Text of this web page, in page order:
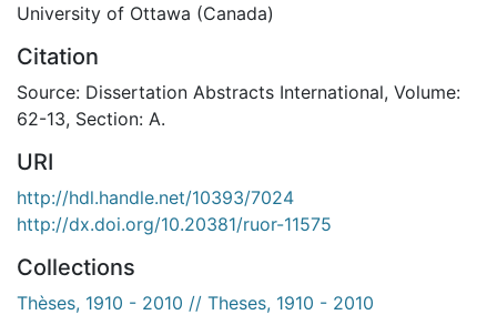
University of Ottawa (Canada)
Citation
Source: Dissertation Abstracts International, Volume:
62-13, Section: A.
URI
http://hdl.handle.net/10393/7024
http://dx.doi.org/10.20381/ruor-11575
Collections
Thèses, 1910 - 2010 // Theses, 1910 - 2010